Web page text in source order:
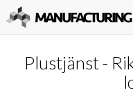
Plustjänst -